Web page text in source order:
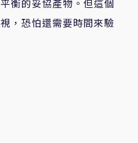
衡的妥協產物。但這個
，恐怕還需要時間來驗